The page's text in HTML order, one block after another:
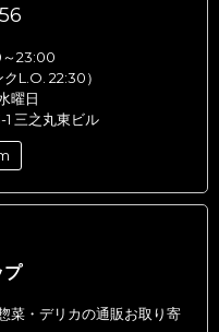
～23:00
L.O. 22:30）
曜日
三之丸東ビル
プ
菜・デリカの通販お取り寄